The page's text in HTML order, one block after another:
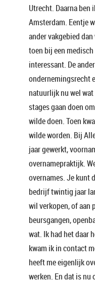
Utrecht. Daarna ben
Amsterdam. Eentje
ander vakgebied
toen bij een
interessant. De
ondernemingsrecht
natuurlijk nu wel
stages gaan doen
wilde doen. Toen
wilde worden. Bij
jaar gewerkt,
overnamepraktijk.
overnames. Je kunt
bedrijf twintig jaar
wil verkopen, of aan
beursgangen,
wat. Ik had het daar
kwam ik in contact
heeft me eigenlijk
werken. En dat is nu